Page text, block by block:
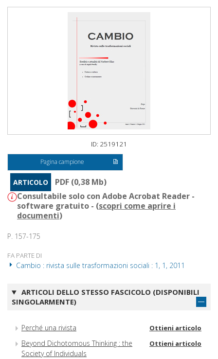
ID: 2519121
Pagina campione
ARTICOLO
PDF (0,38 Mb)
Consultabile solo con Adobe Acrobat Reader -
software gratuito - (scopri come aprire i
documenti)
P. 157-175
FA PARTE DI
Cambio : rivista sulle trasformazioni sociali : 1, 1, 2011
ARTICOLI DELLO STESSO FASCICOLO (DISPONIBILI
SINGOLARMENTE)
Perché una rivista Ottieni articolo
Beyond Dichotomous Thinking : the
Society of Individuals
Ottieni articolo